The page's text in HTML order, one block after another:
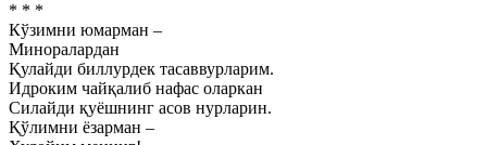
* * *
Кўзимни юмарман –
Миноралардан
Қулайди биллурдек тасаввурларим.
Идроким чайқалиб нафас оларкан
Силайди қуёшнинг асов нурларин.
Қўлимни ёзарман –